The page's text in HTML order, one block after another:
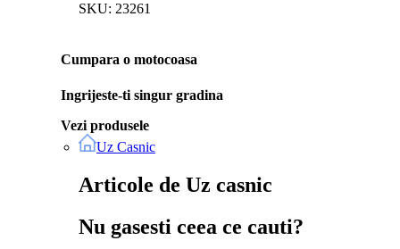
SKU: 23261
Cumpara o motocoasa
Ingrijeste-ti singur gradina
Vezi produsele
Uz Casnic
Articole de Uz casnic
Nu gasesti ceea ce cauti?